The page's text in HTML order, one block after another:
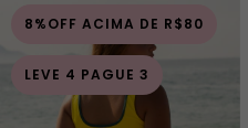
8%OFF ACIMA DE R$80
LEVE 4 PAGUE 3